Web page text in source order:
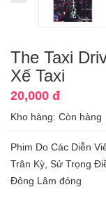
The Taxi
Xế Taxi
20,000 đ
Kho hàng: Còn hàng
Phim Do Các Diễn
Trân Kỳ, Sử Trọng
Đông Lâm đóng